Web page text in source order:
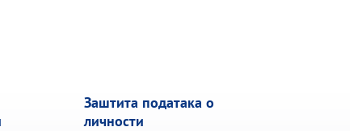
Заштита података о
личности